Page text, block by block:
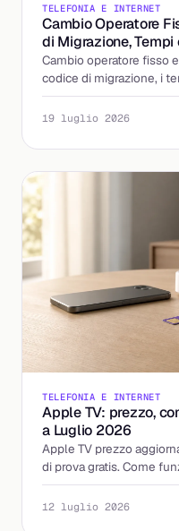
TELEFONIA E INTERNET
Cambio Operatore
di Migrazione, Tempi
Cambio operatore fisso
codice di migrazione, i
errori da evitare. La
19 luglio 2026
TELEFONIA E INTERNET
Apple TV: prezzo,
a Luglio 2026
Apple TV prezzo
di prova gratis. Come
e i modi per pagarla
12 luglio 2026